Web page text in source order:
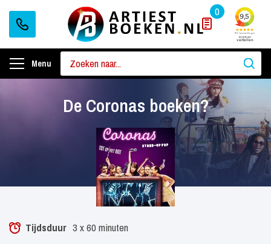
0
Menu
De Coronas boeken?
Tijdsduur 3 x 60 minuten